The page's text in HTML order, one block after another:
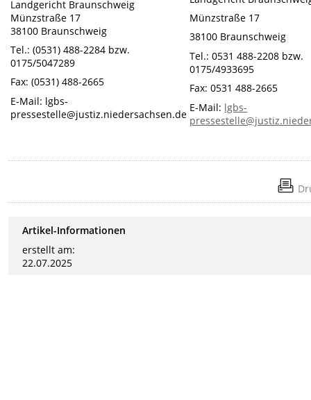
Landgericht Braunschweig
Münzstraße 17
38100 Braunschweig
Tel.: (0531) 488-2284 bzw.
0175/5047289
Fax: (0531) 488-2665
E-Mail: lgbs-
pressestelle@justiz.niedersachsen.de
Münzstraße 17
38100 Braunschweig
Tel.: 0531 488-2208 bzw.
0175/4933695
Fax: 0531 488-2665
E-Mail: lgbs-
Artikel-Informationen
erstellt am:
22.07.2025